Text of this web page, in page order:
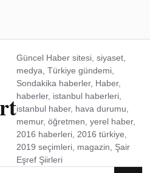
Güncel Haber sitesi, siyaset,
medya, Türkiye gündemi,
Sondakika haberler, Haber,
haberler, istanbul haberleri,
istanbul haber, hava durumu,
memur, öğretmen, yerel haber,
2016 haberleri, 2016 türkiye,
2019 seçimleri, magazin, Şair
Eşref Şiirleri